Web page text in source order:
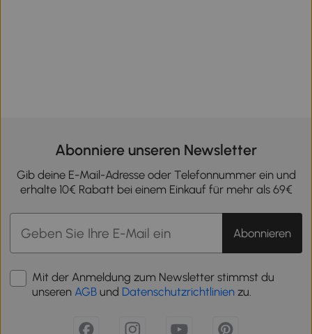
Abonniere unseren Newsletter
Gib deine E-Mail-Adresse oder Telefonnummer ein und
erhalte 10€ Rabatt bei einem Einkauf für mehr als 69€
Abonnieren
Mit der Anmeldung zum Newsletter stimmst du
unseren AGB und Datenschutzrichtlinien zu.